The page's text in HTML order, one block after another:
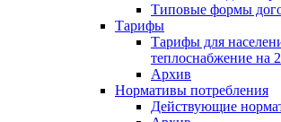
Типовые формы
Тарифы
Тарифы для
теплоснабжение на
Архив
Нормативы потребления
Действующие